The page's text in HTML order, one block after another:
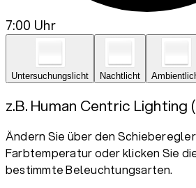
7:00 Uhr
Untersuchungslicht Nachtlicht
z.B. Human Centric Lighting
Ändern Sie über den
Farbtemperatur oder klicken Sie
bestimmte Beleuchtungsarten.